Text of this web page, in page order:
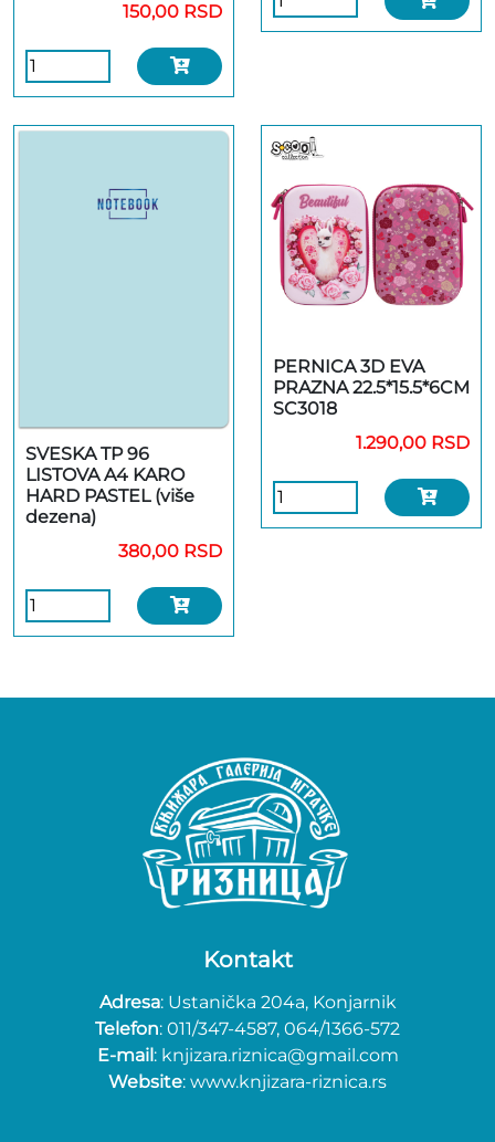
150,00 RSD
SVESKA TP 96
LISTOVA A4 KARO
HARD PASTEL (više
dezena)
380,00 RSD
PERNICA 3D EVA
PRAZNA 22.5*15.5*6CM
SC3018
1.290,00 RSD
Kontakt
Adresa: Ustanička 204a, Konjarnik
Telefon: 011/347-4587, 064/1366-572
E-mail: knjizara.riznica@gmail.com
Website: www.knjizara-riznica.rs